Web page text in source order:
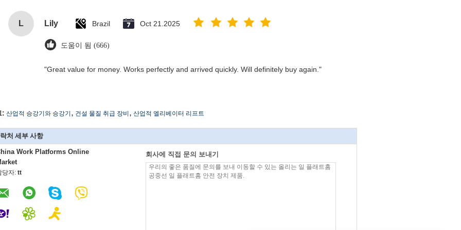
L Lily Brazil Oct 21.2025
도움이 됨 (666)
"Great value for money. Works perfectly and arrived quickly. Will definitely buy again."
: 산업적 승강기와 승강기 , 건설 물질 취급 장비 , 산업적 엘리베이터 리프트
처 세부 사항
Work Platforms Online
당자: tt
회사에 직접 문의 보내기